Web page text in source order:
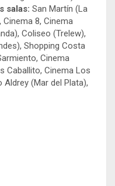
salas: San Martín (La
Cinema 8, Cinema
Coliseo (Trelew),
Shopping Costa
Cinema
Caballito, Cinema Los
Aldrey (Mar del Plata),